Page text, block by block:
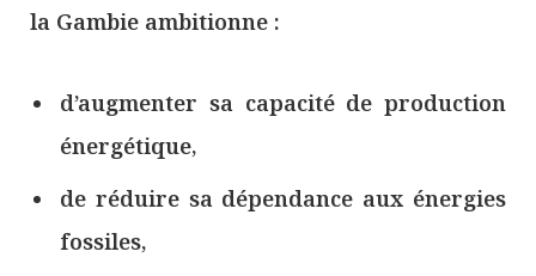
la Gambie ambitionne :
d’augmenter sa capacité de production
énergétique,
de réduire sa dépendance aux énergies
fossiles,